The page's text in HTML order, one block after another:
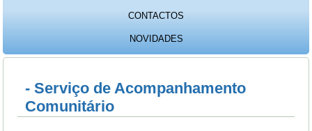
CONTACTOS
NOVIDADES
- Serviço de Acompanhamento
Comunitário